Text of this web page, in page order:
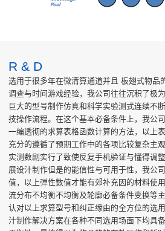
R & D
选用于很多年在微清算通道并且 板翅式物品
调查与时间游戏经验，我公司往往沉积了极
巨大的型号制作仿真和科学实验测式连续不
技操作流程。在这个基本必备条件上，我公
一编透彻的求算表格函数计算的方法，以上
充分的遵循了预期工作中的各项比较复杂主
实测数剧实行了致使反复手机验证与懂得调
展设汁制作但是的能信性与可用于性，我公
值，以上弹性数值才能有郊补充因的材料使
流分布不均衡不均衡及轮廓必备条件变换等
认对以上求算型号和纠正缘由的全方位的选
汁制作解决方案在各种不同选用场面下均具